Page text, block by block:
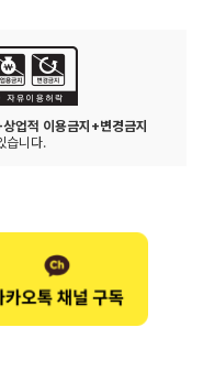
업적 이용금지+변경금지
습니다.